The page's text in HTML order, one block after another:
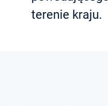
terenie kraju.